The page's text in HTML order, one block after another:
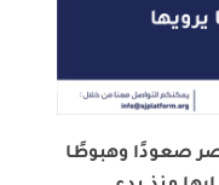
صعودًا وهبوطًا